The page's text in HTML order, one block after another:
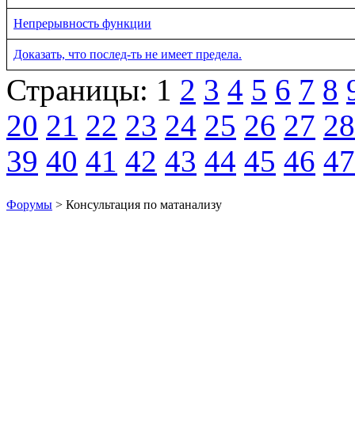
Непрерывность функции
Доказать, что послед-ть не имеет предела.
Страницы: 1 2 3 4 5 6 7 8
20 21 22 23 24 25 26 27 28
39 40 41 42 43 44 45 46 47
Форумы > Консультация по матанализу